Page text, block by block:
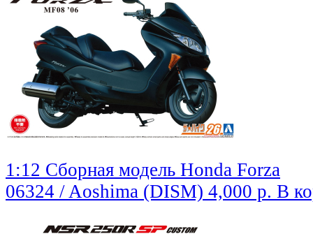
1:12 Сборная модель Honda Forza
06324 / Aoshima (DISM) 4,000 р. В